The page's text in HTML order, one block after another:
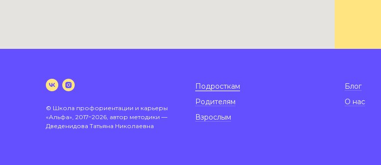
© Школа профориентации и карьеры
«Альфа», 2017−2026, автор методики —
Дведенидова Татьяна Николаевна
Подросткам
Родителям
Взрослым
Блог
О нас